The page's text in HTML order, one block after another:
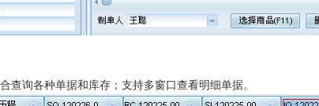
查询各种单据和库存；支持多窗口查看明细单据。